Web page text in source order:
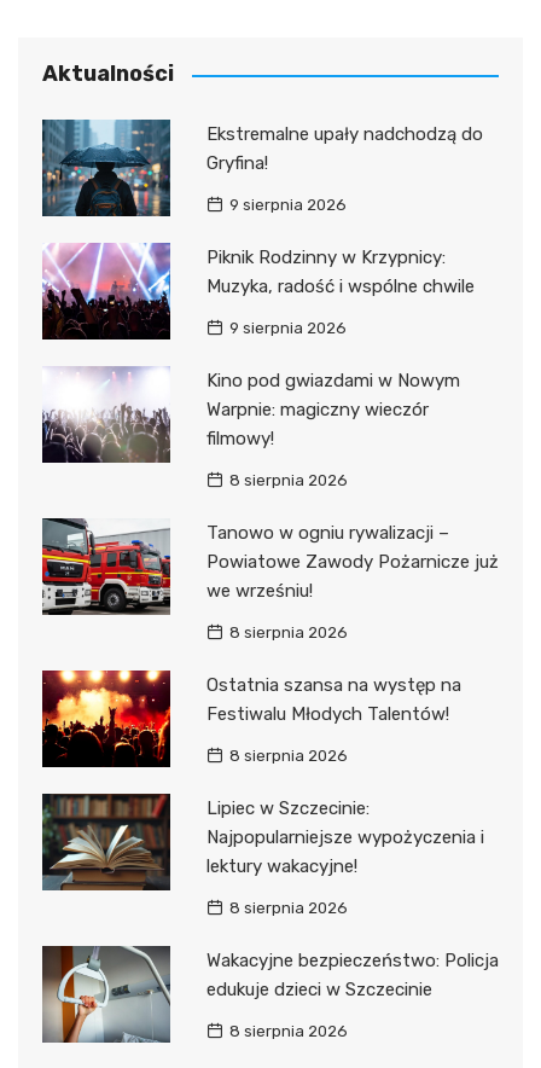
Aktualności
Ekstremalne upały nadchodzą do
Gryfina!
9 sierpnia 2026
Piknik Rodzinny w Krzypnicy:
Muzyka, radość i wspólne chwile
9 sierpnia 2026
Kino pod gwiazdami w Nowym
Warpnie: magiczny wieczór
filmowy!
8 sierpnia 2026
Tanowo w ogniu rywalizacji –
Powiatowe Zawody Pożarnicze już
we wrześniu!
8 sierpnia 2026
Ostatnia szansa na występ na
Festiwalu Młodych Talentów!
8 sierpnia 2026
Lipiec w Szczecinie:
Najpopularniejsze wypożyczenia i
lektury wakacyjne!
8 sierpnia 2026
Wakacyjne bezpieczeństwo: Policja
edukuje dzieci w Szczecinie
8 sierpnia 2026